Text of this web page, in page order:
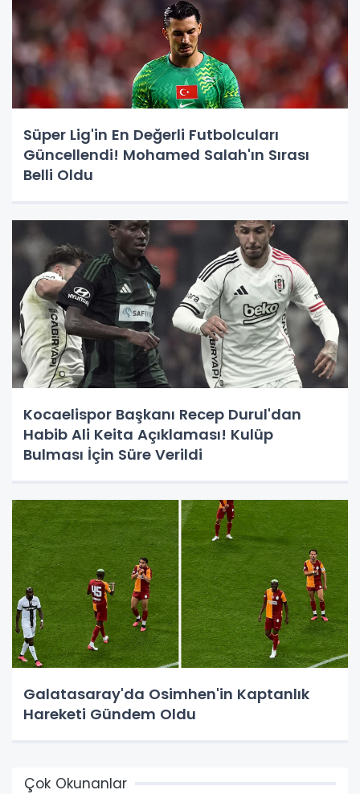
Süper Lig'in En Değerli Futbolcuları
Güncellendi! Mohamed Salah'ın Sırası
Belli Oldu
Kocaelispor Başkanı Recep Durul'dan
Habib Ali Keita Açıklaması! Kulüp
Bulması İçin Süre Verildi
Galatasaray'da Osimhen'in Kaptanlık
Hareketi Gündem Oldu
Çok Okunanlar